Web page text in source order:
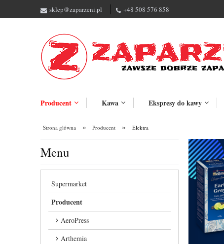
sklep@zaparzeni.pl +48 508 576 858
Producent Kawa Ekspresy do kawy
Strona główna » Producent » Elektra
Menu
Supermarket
Producent
AeroPress
Arthemia